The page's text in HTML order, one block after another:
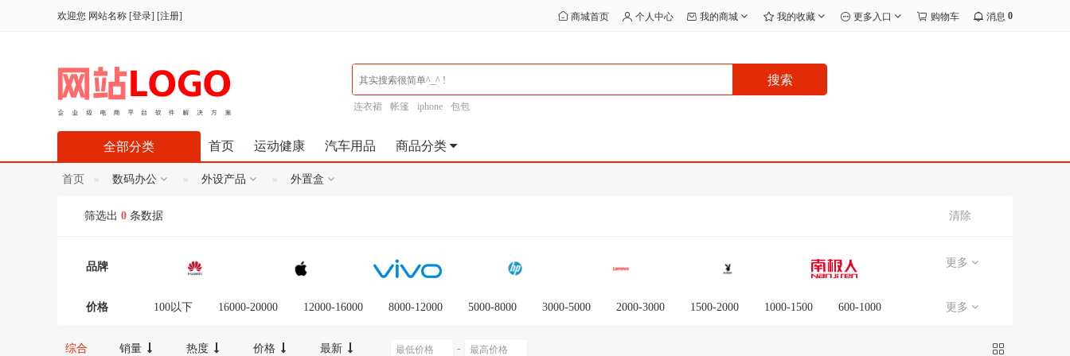
欢迎您 网站名称 [登录] [注册] 商城首页 个人中心 我的商城 我的收藏 更多入口 购物车 消息 0
搜索
连衣裙 帐篷 iphone 包包
首页 运动健康 汽车用品 商品分类
全部分类
首页 数码办公 外设产品 外置盒
筛选出 0 条数据 清除
品牌 更多
价格 100以下 16000-20000 12000-16000 8000-12000 5000-8000 3000-5000 2000-3000 1500-2000 1000-1500 600-1000 更多
综合 销量 热度 价格 最新 -